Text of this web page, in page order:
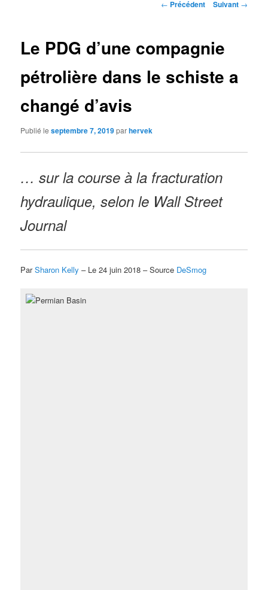
Navigation
← Précédent Suivant →
Le PDG d’une compagnie
pétrolière dans le schiste a
changé d’avis
Publié leseptembre 7, 2019parhervek
… sur la course à la fracturation
hydraulique, selon le Wall Street
Journal
ParSharon Kelly – Le 24 juin 2018 – Source DeSmog